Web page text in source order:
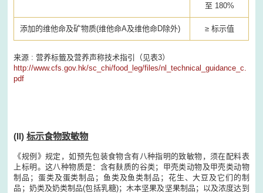
至 180%
添加的维他命及矿物质(维他命A及维他命D除外) ≥ 标示值
来源 : 营养标籤及营养声称技术指引（见表3）
http://www.cfs.gov.hk/sc_chi/food_leg/files/nl_technical_guidance_c.
pdf
(II)标示食物致敏物
《规例》规定，如预先包装食物含有八种指明的致敏物，须在配料表
上标明。这八种物质是：含有麸质的谷类；甲壳类动物及甲壳类动物
制品；蛋类及蛋类制品；鱼类及鱼类制品；花生、大豆及它们的制
品；奶类及奶类制品(包括乳糖)；木本坚果及坚果制品；以及浓度达到